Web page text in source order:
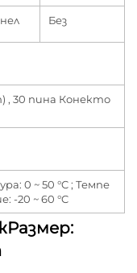
Без
, 30 пина Конекто
0 ~ 50 °C ; Темпе
-20 ~ 60 °C